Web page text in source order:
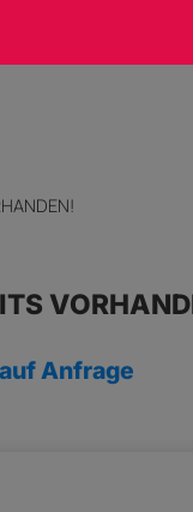
Anfrage